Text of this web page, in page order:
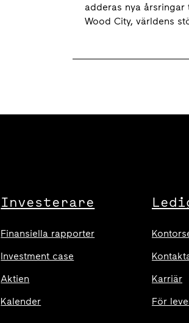
adderas nya
Wood City, världens
Investerare
Finansiella rapporter
Investment case
Aktien
Kalender
Karriär
För